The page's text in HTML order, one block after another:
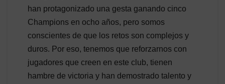
han protagonizado una gesta ganando cinco
Champions en ocho años, pero somos
conscientes de que los retos son complejos y
duros. Por eso, tenemos que reforzarnos con
jugadores que creen en este club, tienen
hambre de victoria y han demostrado talento y